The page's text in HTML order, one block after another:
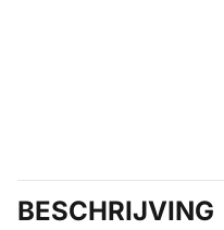
BESCHRIJVING